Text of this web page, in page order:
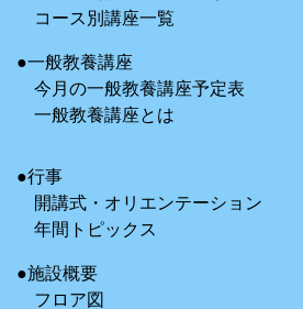
コース別講座一覧
●一般教養講座
今月の一般教養講座予定表
一般教養講座とは
●行事
開講式・オリエンテーション
年間トピックス
●施設概要
フロア図